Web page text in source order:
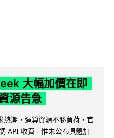
大幅加價在即
源告急
熱潮，運算資源不勝負荷，官
API 收費，惟未公布具體加